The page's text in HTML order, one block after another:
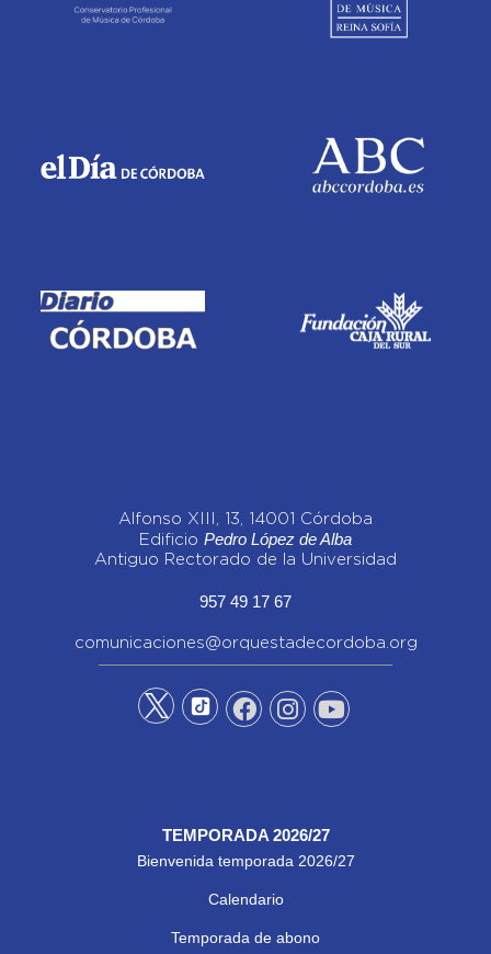
Alfonso XIII, 13, 14001 Córdoba
Edificio Pedro López de Alba
Antiguo Rectorado de la Universidad
957 49 17 67
comunicaciones@orquestadecordoba.org
TEMPORADA 2026/27
Bienvenida temporada 2026/27
Calendario
Temporada de abono